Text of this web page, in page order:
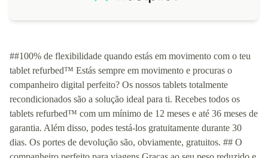
##100% de flexibilidade quando estás em movimento com o teu
tablet refurbed™ Estás sempre em movimento e procuras o
companheiro digital perfeito? Os nossos tablets totalmente
recondicionados são a solução ideal para ti. Recebes todos os
tablets refurbed™ com um mínimo de 12 meses e até 36 meses de
garantia. Além disso, podes testá-los gratuitamente durante 30
dias. Os portes de devolução são, obviamente, gratuitos. ## O